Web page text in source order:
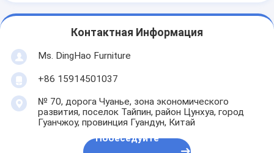
Контактная Информация
Ms. DingHao Furniture
+86 15914501037
№ 70, дорога Чуанье, зона экономического
развития, поселок Тайпин, район Цунхуа, город
Гуанчжоу, провинция Гуандун, Китай
Побеседуйте